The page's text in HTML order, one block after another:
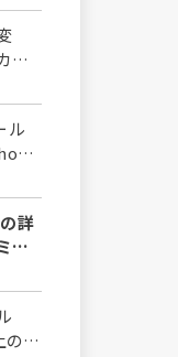
全
ル
ル
詳
エ
の教